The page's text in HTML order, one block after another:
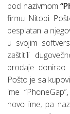
pod nazivmom
firmu Nitobi.
besplatan a
u svojim
zaštitili
prodaje donirao
Pošto je sa
ime
novo ime, pa